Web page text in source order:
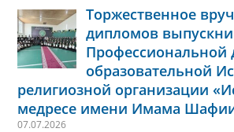
Торжественное
дипломов
Профессиональной
образовательной
религиозной организации
медресе имени Имама
07.07.2026